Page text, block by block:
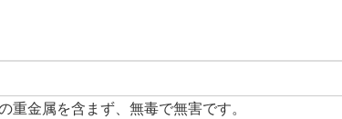
金属を含まず、無毒で無害です。